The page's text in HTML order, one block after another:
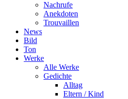
Nachrufe
Anekdoten
Trouvaillen
News
Bild
Ton
Werke
Alle Werke
Gedichte
Alltag
Eltern / Kind